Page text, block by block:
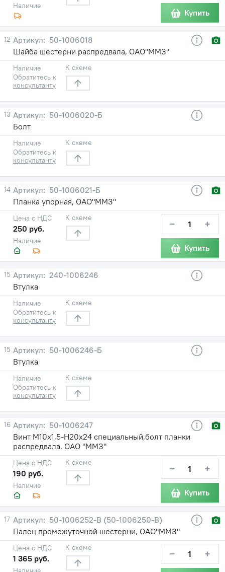
Наличие
Купить
12
50-1006018
Шайба шестерни распредвала, ОАО"ММЗ"
Наличие
Обратитесь к
консультанту
К схеме
13
50-1006020-Б
Болт
Наличие
Обратитесь к
консультанту
К схеме
14
50-1006021-Б
Планка упорная, ОАО"ММЗ"
Наличие
Цена с НДС
250 руб.
К схеме − +
Купить
15
240-1006246
Втулка
Наличие
Обратитесь к
консультанту
К схеме
15
50-1006246-Б
Втулка
Наличие
Обратитесь к
консультанту
К схеме
16
50-1006247
Винт М10х1,5-Н20х24 специальный,болт планки
распредвала, ОАО "ММЗ"
Наличие
Цена с НДС
190 руб.
К схеме − +
Купить
17
50-1006252-В (50-1006250-В)
Палец промежуточной шестерни, ОАО"ММЗ"
Цена с НДС
1 365 руб.
К схеме − +